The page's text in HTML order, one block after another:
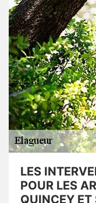
LES
POUR LES
QUINCEY ET